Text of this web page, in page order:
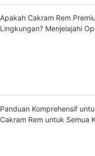
Apakah Cakram Rem
Lingkungan? Menjelajahi
Panduan Komprehensif
Cakram Rem untuk Semua